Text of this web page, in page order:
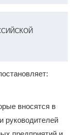
вносятся в
руководителей